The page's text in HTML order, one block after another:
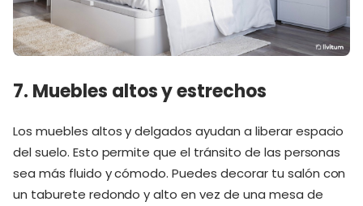
7. Muebles altos y estrechos
Los muebles altos y delgados ayudan a liberar espacio
del suelo. Esto permite que el tránsito de las personas
sea más fluido y cómodo. Puedes decorar tu salón con
un taburete redondo y alto en vez de una mesa de